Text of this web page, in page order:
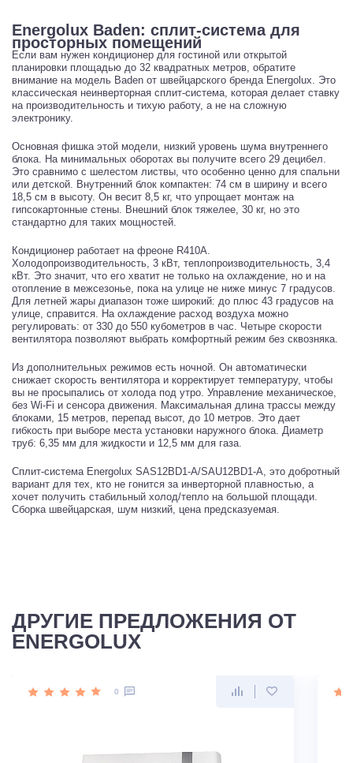
Energolux Baden: сплит-система для
просторных помещений
Если вам нужен кондиционер для гостиной или открытой
планировки площадью до 32 квадратных метров, обратите
внимание на модель Baden от швейцарского бренда Energolux. Это
классическая неинверторная сплит-система, которая делает ставку
на производительность и тихую работу, а не на сложную
электронику.
Основная фишка этой модели, низкий уровень шума внутреннего
блока. На минимальных оборотах вы получите всего 29 децибел.
Это сравнимо с шелестом листвы, что особенно ценно для спальни
или детской. Внутренний блок компактен: 74 см в ширину и всего
18,5 см в высоту. Он весит 8,5 кг, что упрощает монтаж на
гипсокартонные стены. Внешний блок тяжелее, 30 кг, но это
стандартно для таких мощностей.
Кондиционер работает на фреоне R410A.
Холодопроизводительность, 3 кВт, теплопроизводительность, 3,4
кВт. Это значит, что его хватит не только на охлаждение, но и на
отопление в межсезонье, пока на улице не ниже минус 7 градусов.
Для летней жары диапазон тоже широкий: до плюс 43 градусов на
улице, справится. На охлаждение расход воздуха можно
регулировать: от 330 до 550 кубометров в час. Четыре скорости
вентилятора позволяют выбрать комфортный режим без сквозняка.
Из дополнительных режимов есть ночной. Он автоматически
снижает скорость вентилятора и корректирует температуру, чтобы
вы не просыпались от холода под утро. Управление механическое,
без Wi-Fi и сенсора движения. Максимальная длина трассы между
блоками, 15 метров, перепад высот, до 10 метров. Это дает
гибкость при выборе места установки наружного блока. Диаметр
труб: 6,35 мм для жидкости и 12,5 мм для газа.
Сплит-система Energolux SAS12BD1-A/SAU12BD1-A, это добротный
вариант для тех, кто не гонится за инверторной плавностью, а
хочет получить стабильный холод/тепло на большой площади.
Сборка швейцарская, шум низкий, цена предсказуемая.
ДРУГИЕ ПРЕДЛОЖЕНИЯ ОТ
ENERGOLUX
0